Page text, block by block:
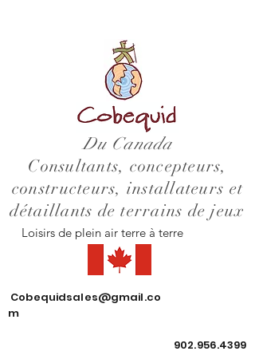
Du Canada
Consultants, concepteurs,
constructeurs, installateurs et
détaillants de terrains de jeux
Loisirs de plein air terre à terre
902.956.4399
Cobequidsales@gmail.co
m